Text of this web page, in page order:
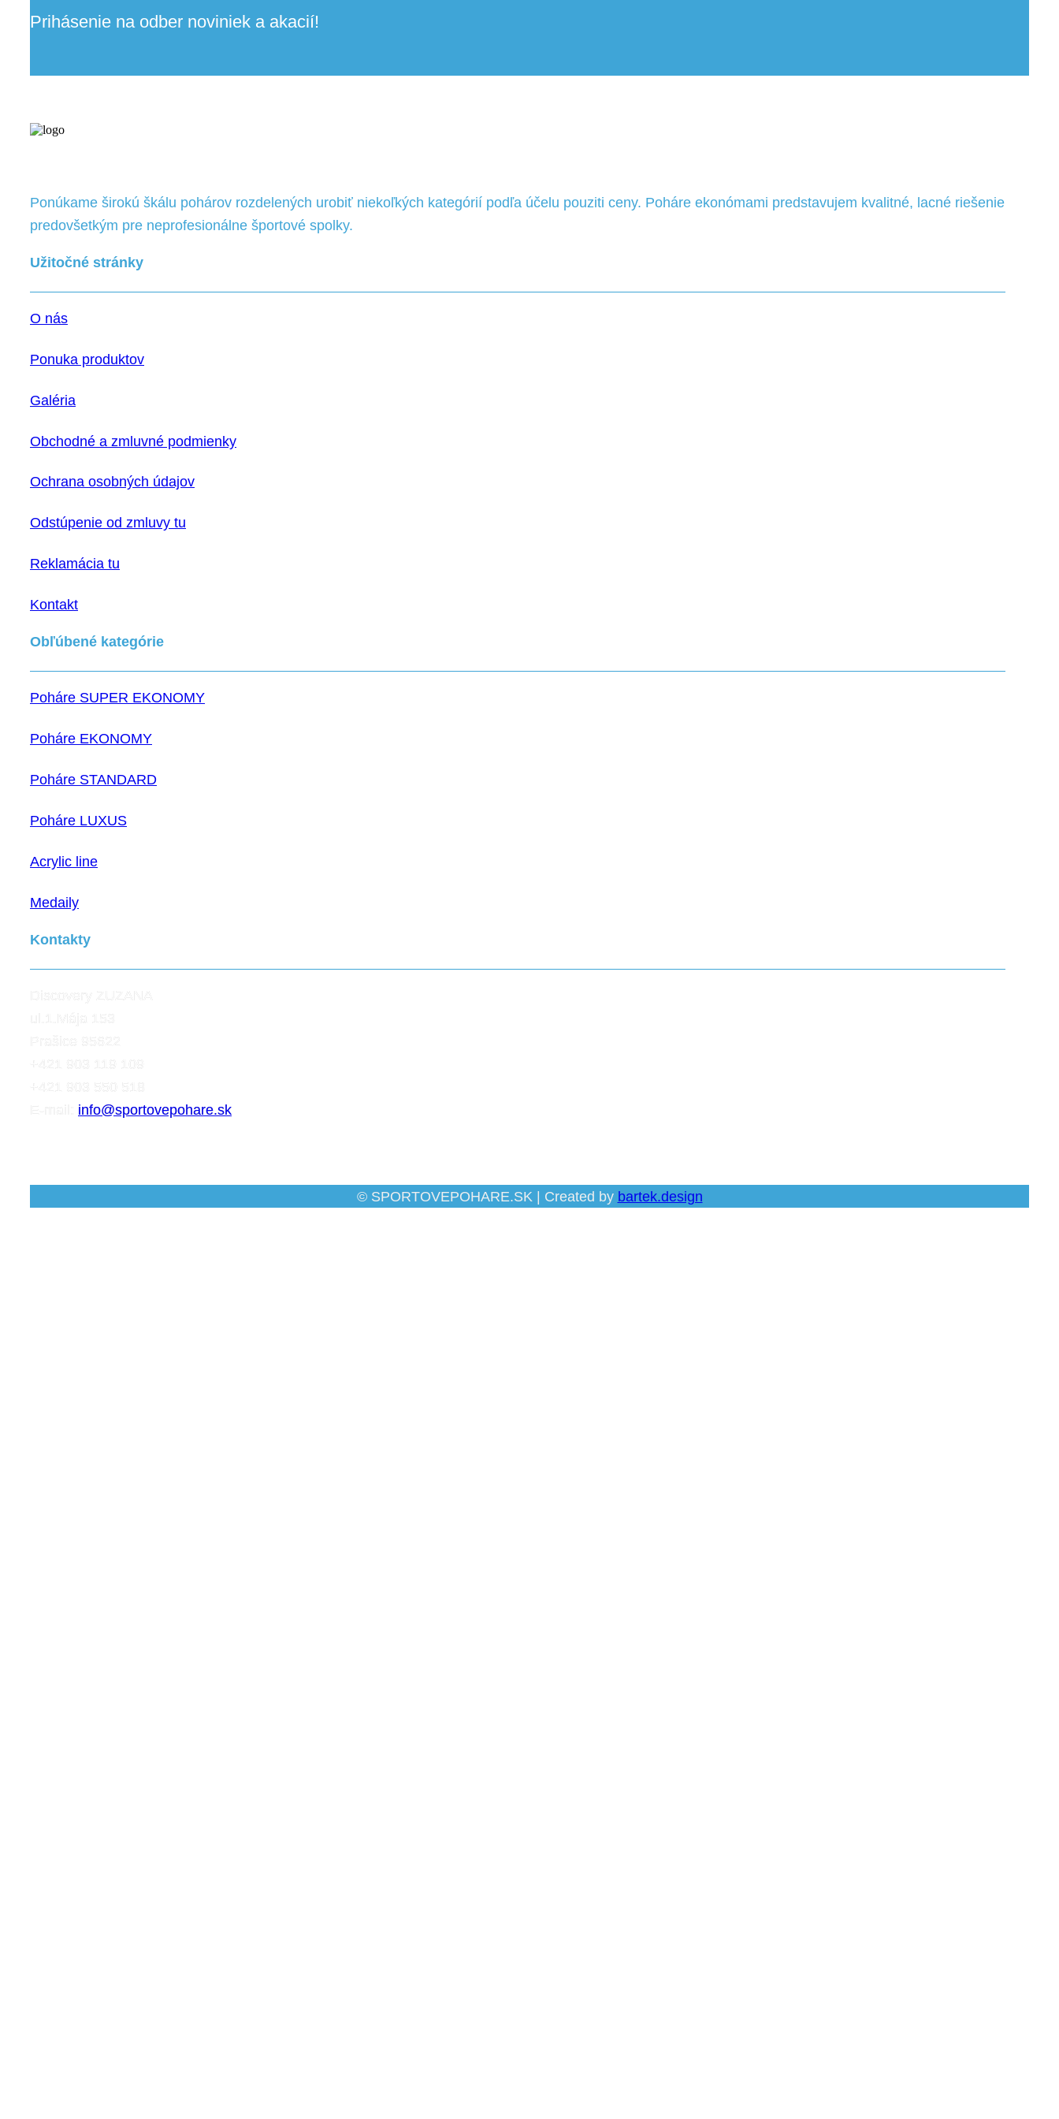
Prihásenie na odber noviniek a akacií!
Ponúkame širokú škálu pohárov rozdelených urobiť niekoľkých kategórií podľa účelu pouziti ceny. Poháre ekonómami predstavujem kvalitné, lacné riešenie
predovšetkým pre neprofesionálne športové spolky.
Užitočné stránky
O nás
Ponuka produktov
Galéria
Obchodné a zmluvné podmienky
Ochrana osobných údajov
Odstúpenie od zmluvy tu
Reklamácia tu
Kontakt
Obľúbené kategórie
Poháre SUPER EKONOMY
Poháre EKONOMY
Poháre STANDARD
Poháre LUXUS
Acrylic line
Medaily
Kontakty
info@sportovepohare.sk
© SPORTOVEPOHARE.SK | Created by bartek.design